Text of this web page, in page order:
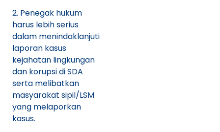
Penegak hukum
harus lebih serius
dalam menindaklanjuti
laporan kasus
kejahatan lingkungan
dan korupsi di SDA
serta melibatkan
masyarakat sipil/LSM
yang melaporkan
kasus.